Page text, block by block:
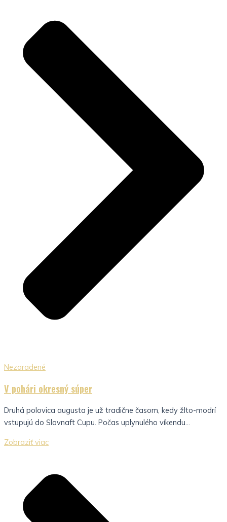
Nezaradené
V pohári okresný súper
Druhá polovica augusta je už tradične časom, kedy žlto-modrí
vstupujú do Slovnaft Cupu. Počas uplynulého víkendu...
Zobraziť viac